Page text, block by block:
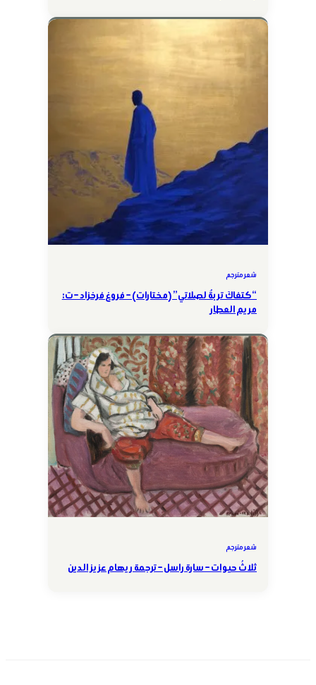
شعر مترجم
“كتفاكَ تربةٌ لصلاتي” (مختارات) – فروغ فرخزاد – ت:
مريم العطار
شعر مترجم
ثلاثُ حيوات – سارة راسل – ترجمة ريهام عزيز الدين